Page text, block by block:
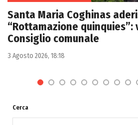
Santa Maria Coghinas
“Rottamazione
Consiglio comunale
3 Agosto 2026, 18:18
Cerca